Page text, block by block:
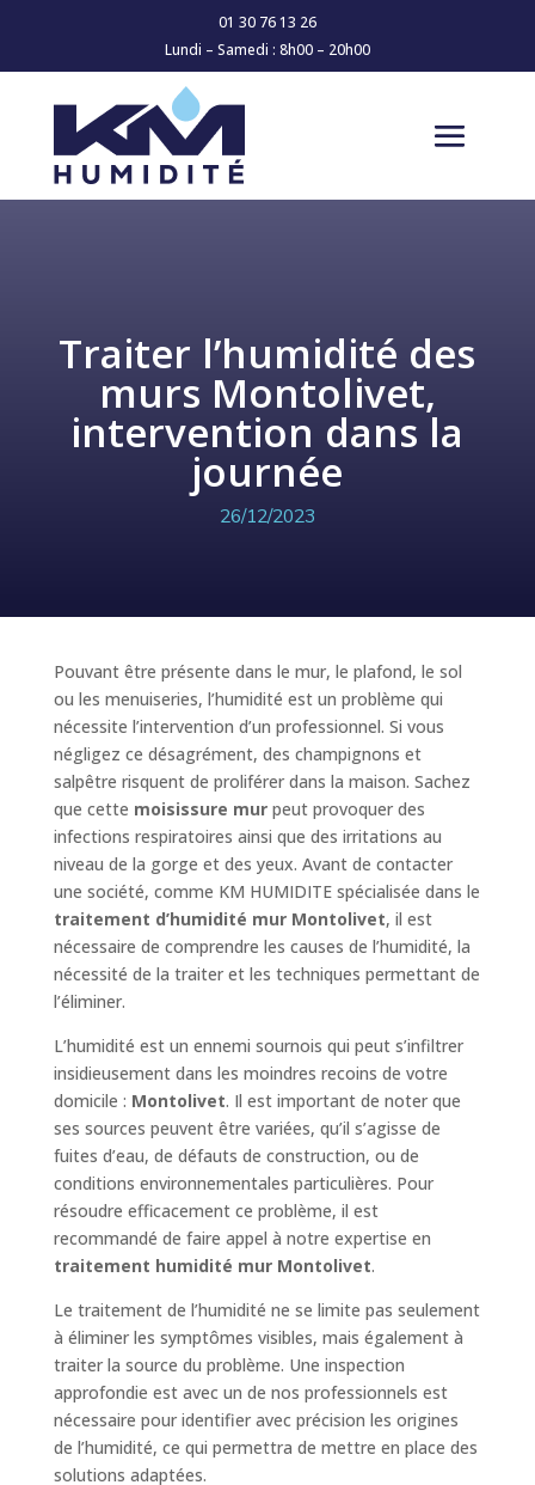
01 30 76 13 26
Lundi – Samedi : 8h00 – 20h00
Traiter l’humidité des
murs Montolivet,
intervention dans la
journée
26/12/2023
Pouvant être présente dans le mur, le plafond, le sol
ou les menuiseries, l’humidité est un problème qui
nécessite l’intervention d’un professionnel. Si vous
négligez ce désagrément, des champignons et
salpêtre risquent de proliférer dans la maison. Sachez
que cette moisissure murpeut provoquer des
infections respiratoires ainsi que des irritations au
niveau de la gorge et des yeux. Avant de contacter
une société, comme KM HUMIDITE spécialisée dans le
traitement d’humidité mur Montolivet, il est
nécessaire de comprendre les causes de l’humidité, la
nécessité de la traiter et les techniques permettant de
l’éliminer.
L’humidité est un ennemi sournois qui peut s’infiltrer
insidieusement dans les moindres recoins de votre
domicile : Montolivet. Il est important de noter que
ses sources peuvent être variées, qu’il s’agisse de
fuites d’eau, de défauts de construction, ou de
conditions environnementales particulières. Pour
résoudre efficacement ce problème, il est
recommandé de faire appel à notre expertise en
traitement humidité mur Montolivet.
Le traitement de l’humidité ne se limite pas seulement
à éliminer les symptômes visibles, mais également à
traiter la source du problème. Une inspection
approfondie est avec un de nos professionnels est
nécessaire pour identifier avec précision les origines
de l’humidité, ce qui permettra de mettre en place des
solutions adaptées.